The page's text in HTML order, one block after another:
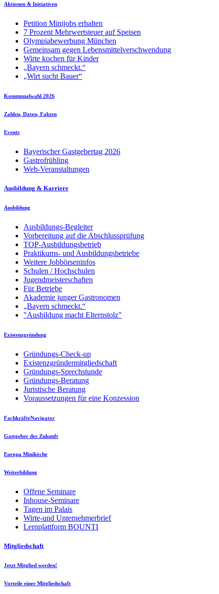
Aktionen & Initiativen
Petition Minijobs erhalten
7 Prozent Mehrwertsteuer auf Speisen
Olympiabewerbung München
Gemeinsam gegen Lebensmittelverschwendung
Wirte kochen für Kinder
„Bayern schmeckt.“
„Wirt sucht Bauer“
Kommunalwahl 2026
Zahlen, Daten, Fakten
Events
Bayerischer Gastgebertag 2026
Gastrofrühling
Web-Veranstaltungen
Ausbildung & Karriere
Ausbildung
Ausbildungs-Begleiter
Vorbereitung auf die Abschlussprüfung
TOP-Ausbildungsbetrieb
Praktikums- und Ausbildungsbetriebe
Weitere Jobbörseninfos
Schulen / Hochschulen
Jugendmeisterschaften
Für Betriebe
Akademie junger Gastronomen
„Bayern schmeckt.“
"Ausbildung macht Elternstolz"
Existenzgründung
Gründungs-Check-up
Existenzgründermitgliedschaft
Gründungs-Sprechstunde
Gründungs-Beratung
Juristische Beratung
Voraussetzungen für eine Konzession
FachkräfteNavigator
Gastgeber der Zukunft
Europa Miniköche
Weiterbildung
Offene Seminare
Inhouse-Seminare
Tagen im Palais
Wirte-und Unternehmerbrief
Lernplattform BOUNTI
Mitgliedschaft
Jetzt Mitglied werden!
Vorteile einer Mitgliedschaft